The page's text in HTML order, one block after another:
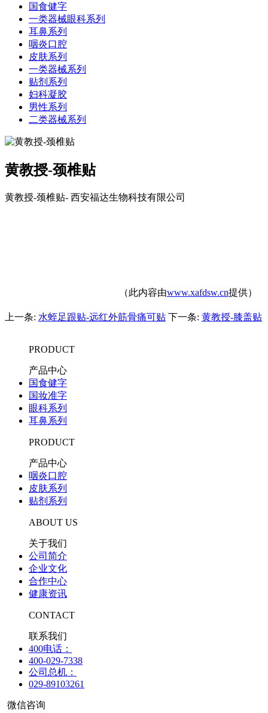
国食健字
一类器械眼科系列
耳鼻系列
咽炎口腔
皮肤系列
一类器械系列
贴剂系列
妇科凝胶
男性系列
二类器械系列
黄教授-颈椎贴
黄教授-颈椎贴- 西安福达生物科技有限公司
（此内容由www.xafdsw.cn提供）
上一条: 水蛭足跟贴-远红外筋骨痛可贴 下一条: 黄教授-膝盖贴
PRODUCT
产品中心
国食健字
国妆准字
眼科系列
耳鼻系列
PRODUCT
产品中心
咽炎口腔
皮肤系列
贴剂系列
ABOUT US
关于我们
公司简介
企业文化
合作中心
健康资讯
CONTACT
联系我们
400电话：
400-029-7338
公司总机：
029-89103261
微信咨询